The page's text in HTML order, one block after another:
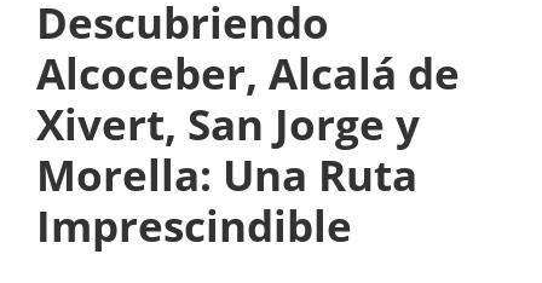
Descubriendo
Alcoceber, Alcalá de
Xivert, San Jorge y
Morella: Una Ruta
Imprescindible